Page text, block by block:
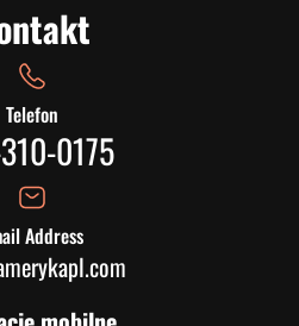
Telefon
0175
Address